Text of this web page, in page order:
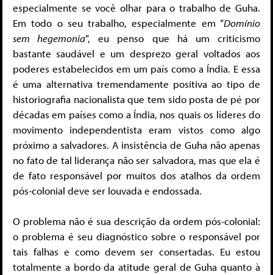
especialmente se você olhar para o trabalho de Guha.
Em todo o seu trabalho, especialmente em “Domínio
sem hegemonia“, eu penso que há um criticismo
bastante saudável e um desprezo geral voltados aos
poderes estabelecidos em um país como a Índia. E essa
é uma alternativa tremendamente positiva ao tipo de
historiografia nacionalista que tem sido posta de pé por
décadas em países como a Índia, nos quais os líderes do
movimento independentista eram vistos como algo
próximo a salvadores. A insistência de Guha não apenas
no fato de tal liderança não ser salvadora, mas que ela é
de fato responsável por muitos dos atalhos da ordem
pós-colonial deve ser louvada e endossada.
O problema não é sua descrição da ordem pós-colonial:
o problema é seu diagnóstico sobre o responsável por
tais falhas e como devem ser consertadas. Eu estou
totalmente a bordo da atitude geral de Guha quanto à